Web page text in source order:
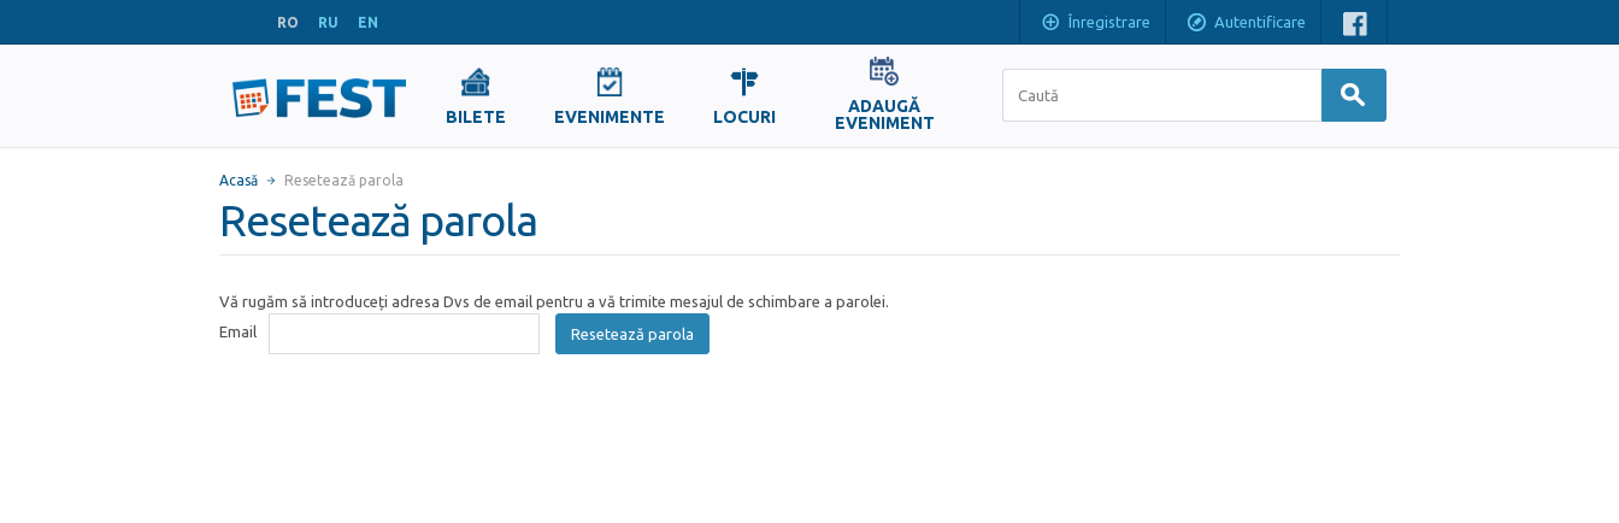
RO RU EN Înregistrare Autentificare
BILETE EVENIMENTE LOCURI
ADAUGĂ
EVENIMENT
Acasă Resetează parola
Resetează parola
Vă rugăm să introduceți adresa Dvs de email pentru a vă trimite mesajul de schimbare a parolei.
Email
Resetează parola